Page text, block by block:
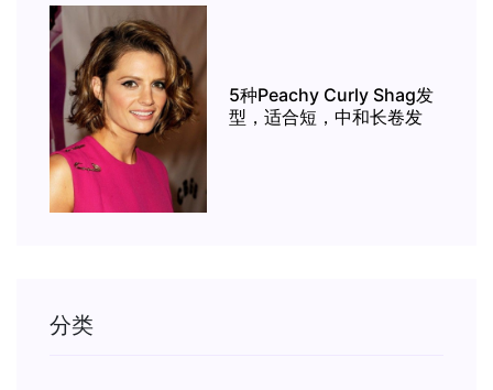
5种Peachy Curly Shag发
型，适合短，中和长卷发
分类